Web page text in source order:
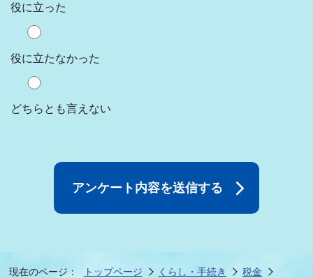
役に立った
役に立たなかった
どちらとも言えない
現在のページ： トップページ くらし・手続き
税金